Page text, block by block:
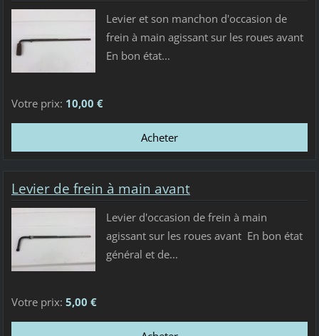
Levier et son manchon d'occasion de
frein à main agissant sur les roues avant
En bon état...
Votre prix: 10,00 €
Levier de frein à main avant
Levier d'occasion de frein à main
agissant sur les roues avant En bon état
général et de...
Votre prix: 5,00 €